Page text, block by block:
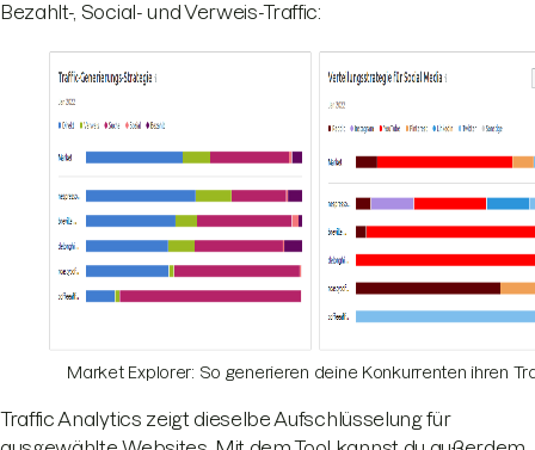
Bezahlt-, Social- und Verweis-Traffic:
Market Explorer: So generieren deine Konkurrenten ihren
Traffic Analytics zeigt dieselbe Aufschlüsselung für